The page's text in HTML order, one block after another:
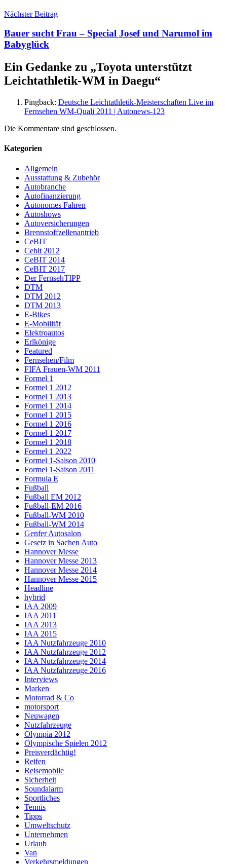
Nächster Beitrag
Bauer sucht Frau – Special Josef und Narumol im
Babyglück
Ein Gedanke zu „Toyota unterstützt
Leichtathletik-WM in Daegu“
Pingback: Deutsche Leichtathletik-Meisterschaften Live im
Fernsehen WM-Quali 2011 | Autonews-123
Die Kommentare sind geschlossen.
Kategorien
Allgemein
Ausstattung & Zubehör
Autobranche
Autofinanzierung
Autonomes Fahren
Autoshows
Autoversicherungen
Brennstoffzellenantrieb
CeBIT
Cebit 2012
CeBIT 2014
CeBIT 2017
Der FernsehTIPP
DTM
DTM 2012
DTM 2013
E-Bikes
E-Mobilität
Elektroautos
Erlkönige
Featured
Fernsehen/Film
FIFA Frauen-WM 2011
Formel 1
Formel 1 2012
Formel 1 2013
Formel 1 2014
Formel 1 2015
Formel 1 2016
Formel 1 2017
Formel 1 2018
Formel 1 2022
Formel 1-Saison 2010
Formel 1-Saison 2011
Formula E
Fußball
Fußball EM 2012
Fußball-EM 2016
Fußball-WM 2010
Fußball-WM 2014
Genfer Autosalon
Gesetz in Sachen Auto
Hannover Messe
Hannover Messe 2013
Hannover Messe 2014
Hannover Messe 2015
Headline
hybrid
IAA 2009
IAA 2011
IAA 2013
IAA 2015
IAA Nutzfahrzeuge 2010
IAA Nutzfahrzeuge 2012
IAA Nutzfahrzeuge 2014
IAA Nutzfahrzeuge 2016
Interviews
Marken
Motorrad & Co
motorsport
Neuwagen
Nutzfahrzeuge
Olympia 2012
Olympische Spielen 2012
Preisverdächtig!
Reifen
Reisemobile
Sicherheit
Soundalarm
Sportliches
Tennis
Tipps
Umweltschutz
Unternehmen
Urlaub
Van
Verkehrsmeldungen